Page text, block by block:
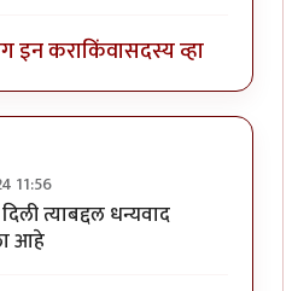
इन कराकिंवासदस्य व्हा
11:56
त्याबद्दल धन्यवाद
आहे